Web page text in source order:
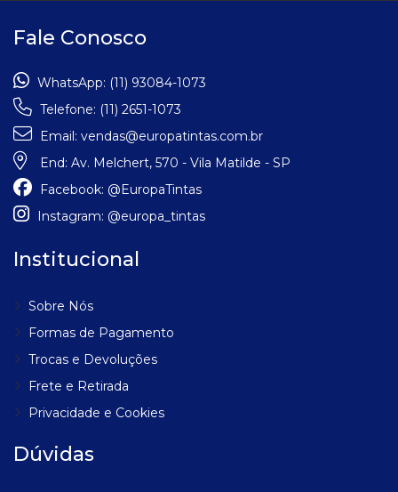
Fale Conosco
WhatsApp: (11) 93084-1073
Telefone: (11) 2651-1073
Email: vendas@europatintas.com.br
End: Av. Melchert, 570 - Vila Matilde - SP
Facebook: @EuropaTintas
Instagram: @europa_tintas
Institucional
Sobre Nós
Formas de Pagamento
Trocas e Devoluções
Frete e Retirada
Privacidade e Cookies
Dúvidas